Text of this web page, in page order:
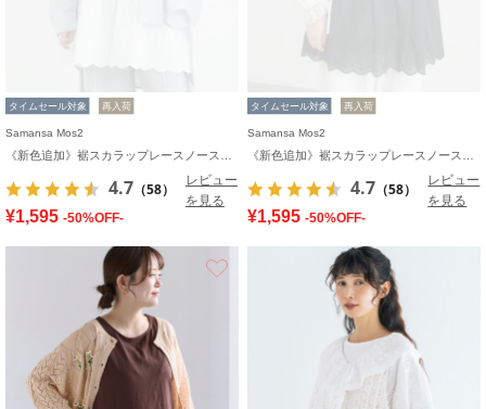
タイムセール対象 再入荷
Samansa Mos2
4.7 （58）
レビュー
を見る
¥1,595 -50%OFF-
タイムセール対象 再入荷
Samansa Mos2
4.7 （58）
レビュー
を見る
¥1,595 -50%OFF-